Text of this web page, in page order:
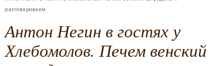
разговариваем
Антон Негин в гостях у
Хлебомолов. Печем венский